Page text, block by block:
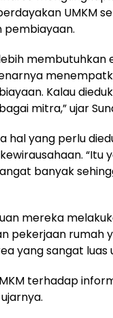
UMKM
Kalau
mitra,” ujar
yang perlu
“Itu
banyak
mereka
pekerjaan rumah
yang sangat luas
terhadap